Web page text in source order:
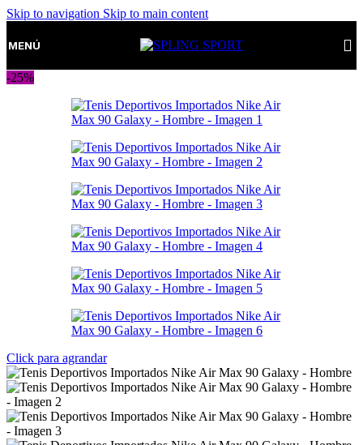
Skip to navigation Skip to main content
MENÚ
-25%
Click para agrandar